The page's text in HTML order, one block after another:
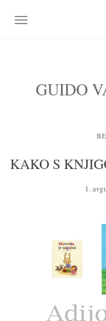
TOGGLE NAVIGATION
GUIDO
KAKO S
1.